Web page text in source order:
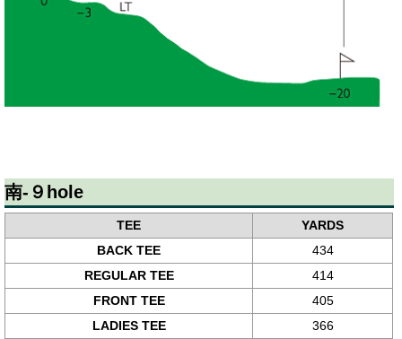
南-９hole
TEE
YARDS
BACK TEE
434
REGULAR TEE
414
FRONT TEE
405
LADIES TEE
366